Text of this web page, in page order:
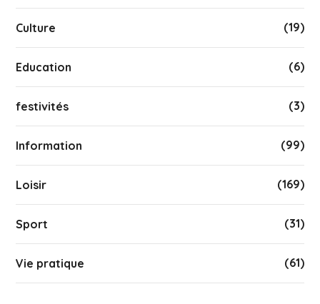
Culture (19)
Education (6)
festivités (3)
Information (99)
Loisir (169)
Sport (31)
Vie pratique (61)